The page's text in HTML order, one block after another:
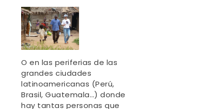
O en las periferias de las
grandes ciudades
latinoamericanas (Perú,
Brasil, Guatemala…) donde
hay tantas personas que